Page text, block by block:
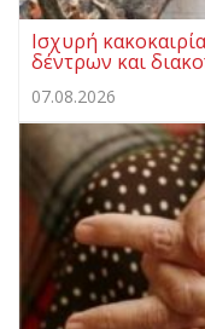
Ισχυρή
δέντρων και
07.08.2026